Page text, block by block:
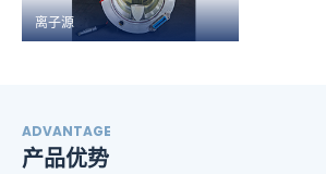
离子源
ADVANTAGE
产品优势